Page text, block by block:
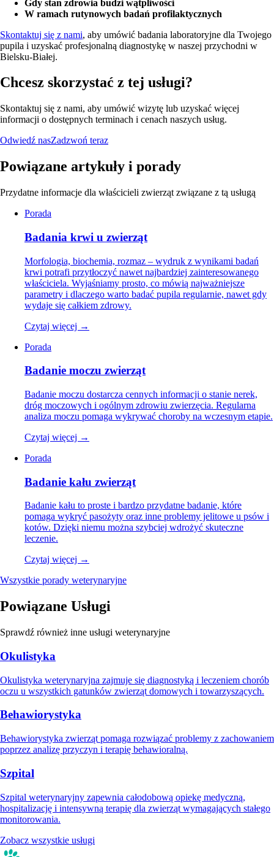
Gdy stan zdrowia budzi wątpliwości
W ramach rutynowych badań profilaktycznych
Skontaktuj się z nami, aby umówić badania laboratoryjne dla Twojego
pupila i uzyskać profesjonalną diagnostykę w naszej przychodni w
Bielsku-Białej.
Chcesz skorzystać z tej usługi?
Skontaktuj się z nami, aby umówić wizytę lub uzyskać więcej
informacji o dostępnych terminach i cenach naszych usług.
Odwiedź nasZadzwoń teraz
Powiązane artykuły i porady
Przydatne informacje dla właścicieli zwierząt związane z tą usługą
Porada
Badania krwi u zwierząt
Morfologia, biochemia, rozmaz – wydruk z wynikami badań
krwi potrafi przytłoczyć nawet najbardziej zainteresowanego
właściciela. Wyjaśniamy prosto, co mówią najważniejsze
parametry i dlaczego warto badać pupila regularnie, nawet gdy
wydaje się całkiem zdrowy.
Czytaj więcej →
Porada
Badanie moczu zwierząt
Badanie moczu dostarcza cennych informacji o stanie nerek,
dróg moczowych i ogólnym zdrowiu zwierzęcia. Regularna
analiza moczu pomaga wykrywać choroby na wczesnym etapie.
Czytaj więcej →
Porada
Badanie kału zwierząt
Badanie kału to proste i bardzo przydatne badanie, które
pomaga wykryć pasożyty oraz inne problemy jelitowe u psów i
kotów. Dzięki niemu można szybciej wdrożyć skuteczne
leczenie.
Czytaj więcej →
Wszystkie porady weterynaryjne
Powiązane Usługi
Sprawdź również inne usługi weterynaryjne
Okulistyka
Okulistyka weterynaryjna zajmuje się diagnostyką i leczeniem chorób
oczu u wszystkich gatunków zwierząt domowych i towarzyszących.
Behawiorystyka
Behawiorystyka zwierząt pomaga rozwiązać problemy z zachowaniem
poprzez analizę przyczyn i terapię behawioralną.
Szpital
Szpital weterynaryjny zapewnia całodobową opiekę medyczną,
hospitalizację i intensywną terapię dla zwierząt wymagających stałego
monitorowania.
Zobacz wszystkie usługi